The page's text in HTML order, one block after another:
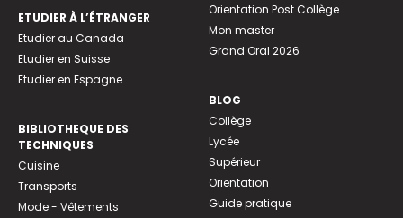
ETUDIER À L’ÉTRANGER
Etudier au Canada
Etudier en Suisse
Etudier en Espagne
BIBLIOTHEQUE DES
TECHNIQUES
Cuisine
Transports
Mode - Vêtements
Orientation Post Collège
Mon master
Grand Oral 2026
BLOG
Collège
Lycée
Supérieur
Orientation
Guide pratique